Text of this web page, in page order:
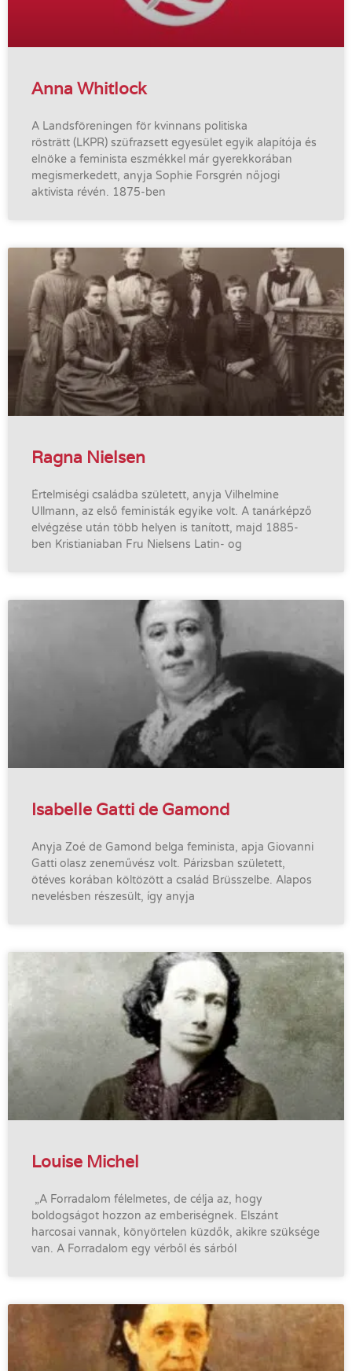
Anna Whitlock
A Landsföreningen för kvinnans politiska
rösträtt (LKPR) szüfrazsett egyesület egyik alapítója és
elnöke a feminista eszmékkel már gyerekkorában
megismerkedett, anyja Sophie Forsgrén nőjogi
aktivista révén. 1875-ben
Ragna Nielsen
Értelmiségi családba született, anyja Vilhelmine
Ullmann, az első feministák egyike volt. A tanárképző
elvégzése után több helyen is tanított, majd 1885-
ben Kristianiaban Fru Nielsens Latin- og
Isabelle Gatti de Gamond
Anyja Zoé de Gamond belga feminista, apja Giovanni
Gatti olasz zeneművész volt. Párizsban született,
ötéves korában költözött a család Brüsszelbe. Alapos
nevelésben részesült, így anyja
Louise Michel
„A Forradalom félelmetes, de célja az, hogy
boldogságot hozzon az emberiségnek. Elszánt
harcosai vannak, könyörtelen küzdők, akikre szüksége
van. A Forradalom egy vérből és sárból